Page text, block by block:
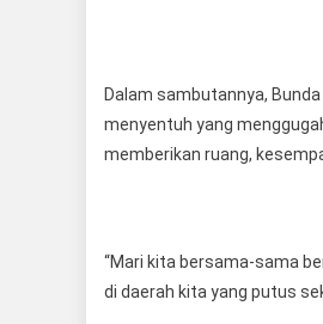
Dalam sambutannya, Bunda
menyentuh yang
memberikan ruang,
“Mari kita bersama-sama
di daerah kita yang putus